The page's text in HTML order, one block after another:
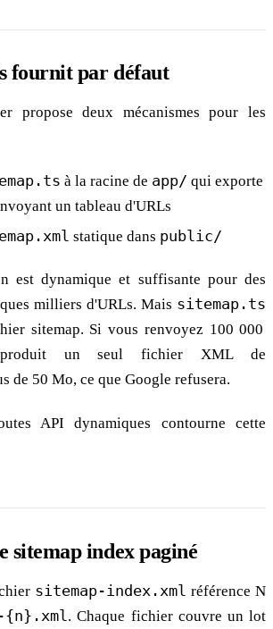
fournit par défaut
propose deux mécanismes pour les
à la racine de app/ qui exporte
un tableau d'URLs
statique dans public/
est dynamique et suffisante pour des
milliers d'URLs. Mais sitemap.ts
sitemap. Si vous renvoyez 100 000
produit un seul fichier XML de
de 50 Mo, ce que Google refusera.
API dynamiques contourne cette
index paginé
sitemap-index.xml référence N
{n}.xml . Chaque fichier couvre un lot